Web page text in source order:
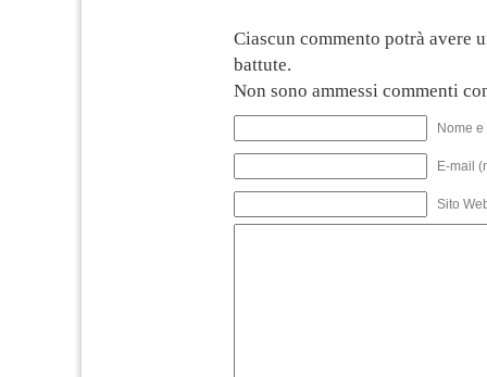
Ciascun commento potrà avere
battute.
Non sono ammessi commenti
Nome
E-mail
Sito